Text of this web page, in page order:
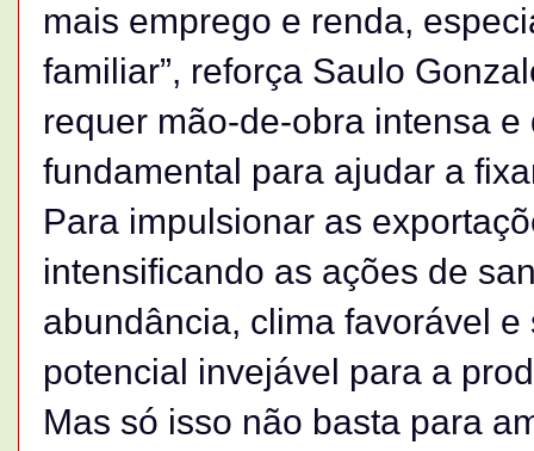
mais emprego e renda,
familiar”, reforça Saulo
requer mão-de-obra intensa
fundamental para ajudar a
Para impulsionar as
intensificando as ações de
abundância, clima favorável
potencial invejável para a
Mas só isso não basta para